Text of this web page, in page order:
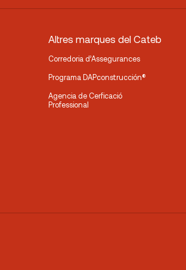
Altres marques del Cateb
Corredoria d’Assegurances
Programa DAPconstrucción®
Agencia de Cerficació
Professional